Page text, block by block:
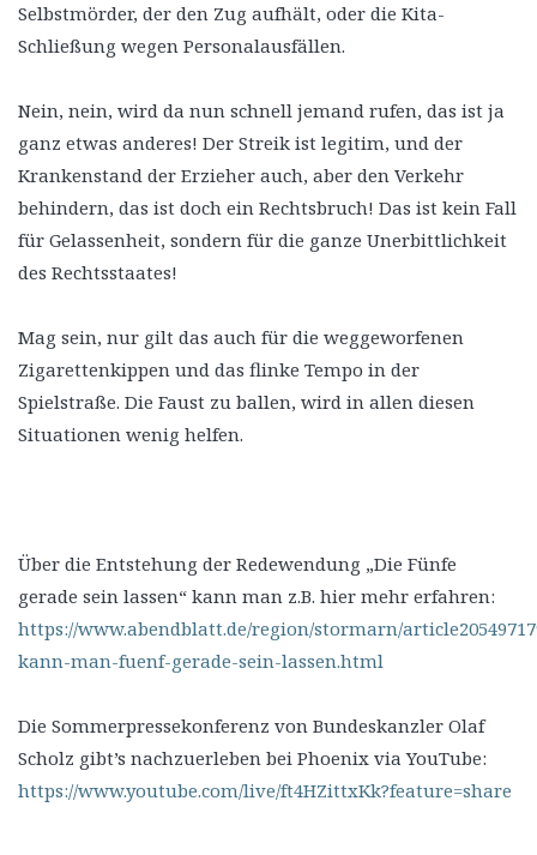
Selbstmörder, der den Zug aufhält, oder die Kita-
Schließung wegen Personalausfällen.
Nein, nein, wird da nun schnell jemand rufen, das ist ja
ganz etwas anderes! Der Streik ist legitim, und der
Krankenstand der Erzieher auch, aber den Verkehr
behindern, das ist doch ein Rechtsbruch! Das ist kein Fall
für Gelassenheit, sondern für die ganze Unerbittlichkeit
des Rechtsstaates!
Mag sein, nur gilt das auch für die weggeworfenen
Zigarettenkippen und das flinke Tempo in der
Spielstraße. Die Faust zu ballen, wird in allen diesen
Situationen wenig helfen.
Über die Entstehung der Redewendung „Die Fünfe
gerade sein lassen“ kann man z.B. hier mehr erfahren:
https://www.abendblatt.de/region/stormarn/
kann-man-fuenf-gerade-sein-lassen.html
Die Sommerpressekonferenz von Bundeskanzler Olaf
Scholz gibt’s nachzuerleben bei Phoenix via YouTube:
https://www.youtube.com/live/ft4HZittxKk?feature=share